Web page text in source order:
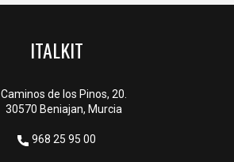
ITALKIT
Caminos de los Pinos, 20.
30570 Beniajan, Murcia
968 25 95 00